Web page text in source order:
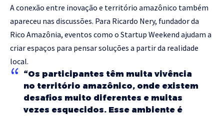
A conexão entre inovação e território amazônico também
apareceu nas discussões. Para Ricardo Nery, fundador da
Rico Amazônia, eventos como o Startup Weekend ajudam a
criar espaços para pensar soluções a partir da realidade
local.
“Os participantes têm muita vivência
no território amazônico, onde existem
desafios muito diferentes e muitas
vezes esquecidos. Esse ambiente é